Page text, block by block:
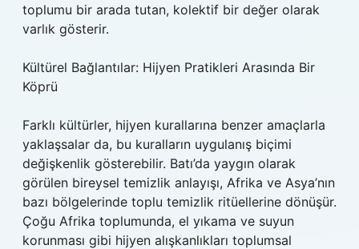
toplumu bir arada tutan, kolektif bir değer olarak
varlık gösterir.
Kültürel Bağlantılar: Hijyen Pratikleri Arasında Bir
Köprü
Farklı kültürler, hijyen kurallarına benzer amaçlarla
yaklaşsalar da, bu kuralların uygulanış biçimi
değişkenlik gösterebilir. Batı’da yaygın olarak
görülen bireysel temizlik anlayışı, Afrika ve Asya’nın
bazı bölgelerinde toplu temizlik ritüellerine dönüşür.
Çoğu Afrika toplumunda, el yıkama ve suyun
korunması gibi hijyen alışkanlıkları toplumsal